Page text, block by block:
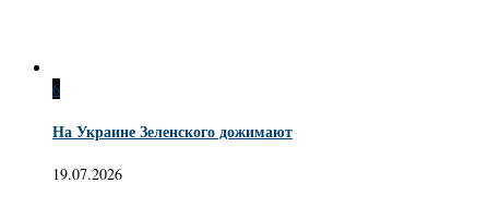
6
На Украине Зеленского дожимают
19.07.2026